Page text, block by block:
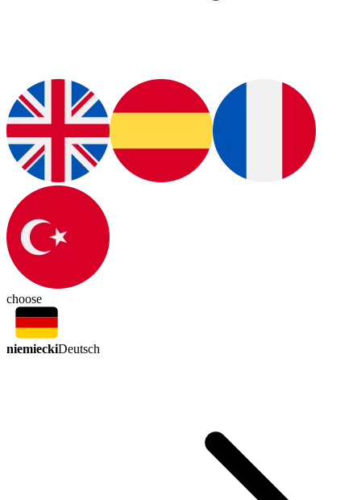
choose
niemieckiDeutsch